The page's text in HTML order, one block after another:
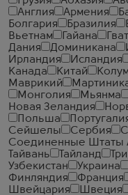
Англия
Армения
Болгария
Бразилия
Вьетнам
Гайана
Дания
Доминикана
Ирландия
Исландия
Канада
Китай
Маврикий
Монголия
Мьянма
Новая Зеландия
Польша
Сейшелы
Сербия
Соединенные Штаты
Тайвань
Тайланд
Узбекистан
Украина
Финляндия
Франция
Швейцария
Швеция